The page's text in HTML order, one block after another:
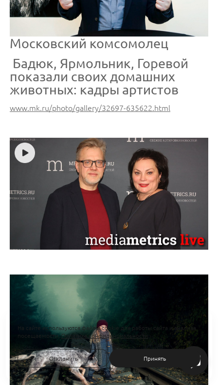
Московский комсомолец
Бадюк, Ярмольник, Горевой
показали своих домашних
животных: кадры артистов
www.mk.ru/photo/gallery/32697-635622.html
На сайте используются файлы cookie для работы сайта и анализа
посещаемости.Политика конфиденциальности
Отклонить Принять